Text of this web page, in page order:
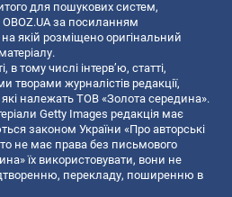
для пошукових систем,
OBOZ.UA за посиланням
на якій розміщено оригінальний
в тому числі інтерв’ю, статті,
журналістів редакції,
належать ТОВ «Золота середина».
Getty Images редакція має
законом України «Про авторські
не має права без письмового
їх використовувати, вони не
перекладу, поширенню в